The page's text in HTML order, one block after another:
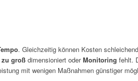
. Gleichzeitig können Kosten
zu groß dimensioniert oderMonitoring fehlt.
mit wenigen Maßnahmen günstiger